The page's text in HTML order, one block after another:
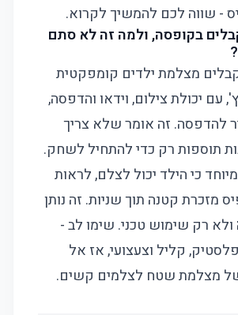
- שווה לכם להמשיך לקרוא.
בקופסה, ולמה זה לא סתם
מצלמת ילדים קומפקטית
2.4 אינץ', עם יכולת צילום, וידאו והדפסה,
נייר להדפסה. זה אומר שלא צריך
תוספות רק כדי להתחיל לשחק.
כי הילד יכול לצלם, לראות
מזכרת קטנה תוך שניות. זה נותן
ולא רק שימוש טכני. שימו לב -
קליל וצעצועי, אז אל
של מצלמת שטח לצלמים קשים.